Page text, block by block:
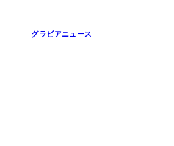
グラビアニュース